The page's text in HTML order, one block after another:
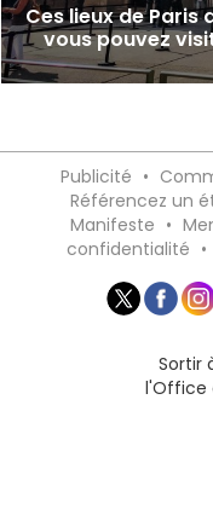
Ces lieux de Paris
vous pouvez
Publicité •
Référencez un
Manifeste •
confidentialité •
Sortir
l'Office